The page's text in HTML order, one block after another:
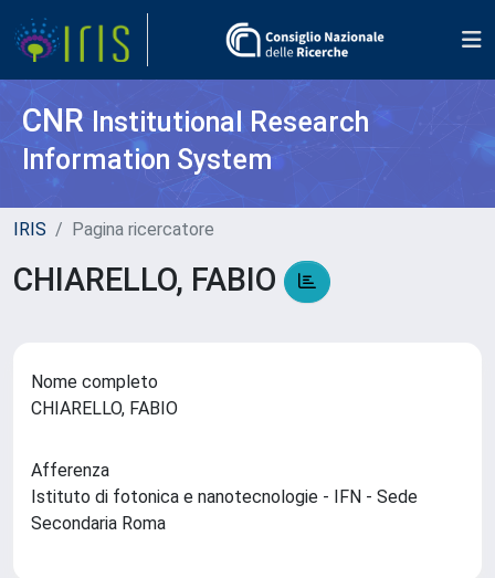
CNR Institutional Research
Information System
IRIS Pagina ricercatore
CHIARELLO, FABIO
Nome completo
CHIARELLO, FABIO
Afferenza
Istituto di fotonica e nanotecnologie - IFN - Sede
Secondaria Roma